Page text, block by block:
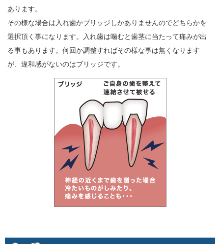
あります。
その様な場合は入れ歯かブリッジしかありませんのでどちらかを
選択頂く事になります。入れ歯は噛むと歯茎に当たって痛みが出
る事もあります。何回か調整すればその様な事は無くなります
が、違和感がないのはブリッジです。